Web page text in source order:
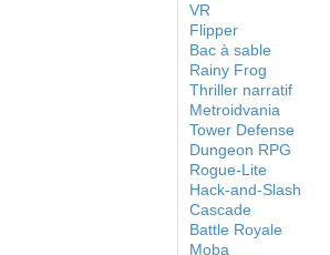
VR
Flipper
Bac à sable
Rainy Frog
Thriller narratif
Metroidvania
Tower Defense
Dungeon RPG
Rogue-Lite
Hack-and-Slash
Cascade
Battle Royale
Moba